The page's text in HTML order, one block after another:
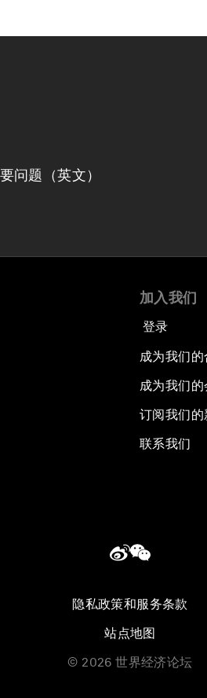
问题（英文）
加入我们
登录
成为我们
成为我们的
订阅我们的
联系我们
隐私政策和服务条款
站点地图
© 2026 世界经济论坛